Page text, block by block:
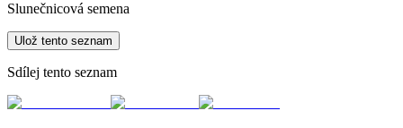
Slunečnicová semena
Ulož tento seznam
Sdílej tento seznam